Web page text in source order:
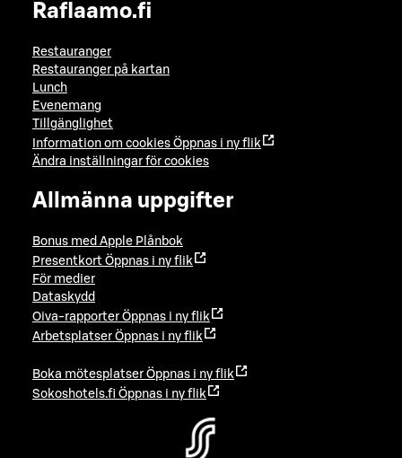
Raflaamo.fi
Restauranger
Restauranger på kartan
Lunch
Evenemang
Tillgänglighet
Information om cookies Öppnas i ny flik
Ändra inställningar för cookies
Allmänna uppgifter
Bonus med Apple Plånbok
Presentkort Öppnas i ny flik
För medier
Dataskydd
Oiva-rapporter Öppnas i ny flik
Arbetsplatser Öppnas i ny flik
Boka mötesplatser Öppnas i ny flik
Sokoshotels.fi Öppnas i ny flik